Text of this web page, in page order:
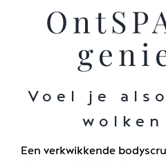
Voel je
Een verkwikkende